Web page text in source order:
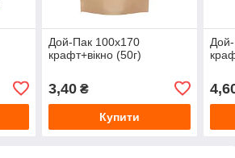
Дой-Пак 100х170
крафт+вікно (50г)
3,40₴
Купити